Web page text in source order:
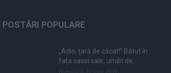
POSTĂRI POPULARE
„Adio, țară de căcat!” Bătut în
fața casei sale, umilit de...